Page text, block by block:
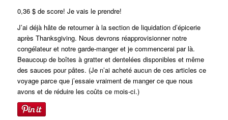
0,36 $ de score! Je vais le prendre!
J’ai déjà hâte de retourner à la section de liquidation d’épicerie
après Thanksgiving. Nous devrons réapprovisionner notre
congélateur et notre garde-manger et je commencerai par là.
Beaucoup de boîtes à gratter et dentelées disponibles et même
des sauces pour pâtes. (Je n’ai acheté aucun de ces articles ce
voyage parce que j’essaie vraiment de manger ce que nous
avons et de réduire les coûts ce mois-ci.)